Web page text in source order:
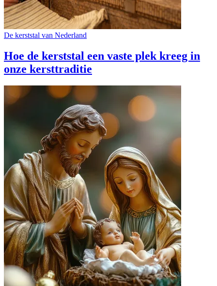
De kerststal van Nederland
Hoe de kerststal een vaste plek kreeg in
onze kersttraditie